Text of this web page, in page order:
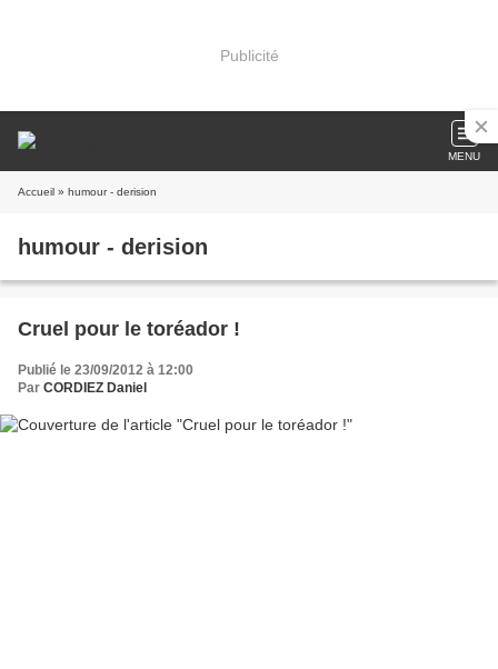
Publicité
MENU
Accueil » humour - derision
humour - derision
Cruel pour le toréador !
Publié le 23/09/2012 à 12:00
Par CORDIEZ Daniel